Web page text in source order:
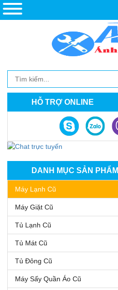
HỖ TRỢ ONLINE
DANH MỤC SẢN PHẨM
Máy Lạnh Cũ
Máy Giặt Cũ
Tủ Lạnh Cũ
Tủ Mát Cũ
Tủ Đông Cũ
Máy Sấy Quần Áo Cũ